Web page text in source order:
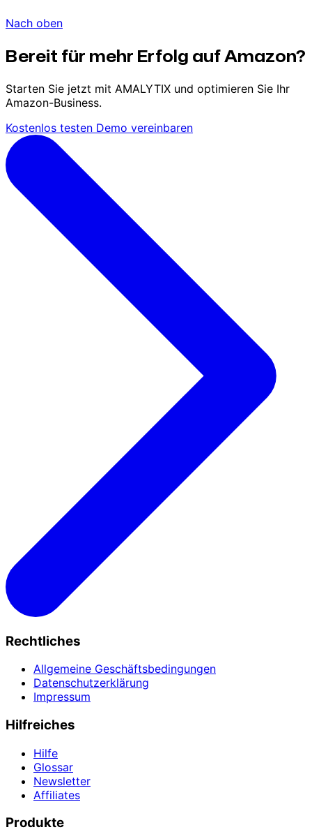
Nach oben
Bereit für mehr Erfolg auf Amazon?
Starten Sie jetzt mit AMALYTIX und optimieren Sie Ihr
Amazon-Business.
Kostenlos testen Demo vereinbaren
Rechtliches
Allgemeine Geschäftsbedingungen
Datenschutzerklärung
Impressum
Hilfreiches
Hilfe
Glossar
Newsletter
Affiliates
Produkte